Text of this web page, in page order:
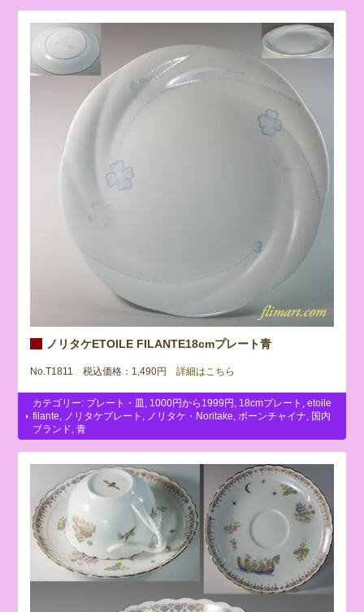
ノリタケETOILE FILANTE18cmプレート青
No.T1811 税込価格：1,490円 詳細はこちら
カテゴリー: プレート・皿 1000円から1999円 18cmプレート ,etoile
filante
ノリタケプレート ノリタケ・Noritake ボーンチャイナ
国内
ブランド ,青